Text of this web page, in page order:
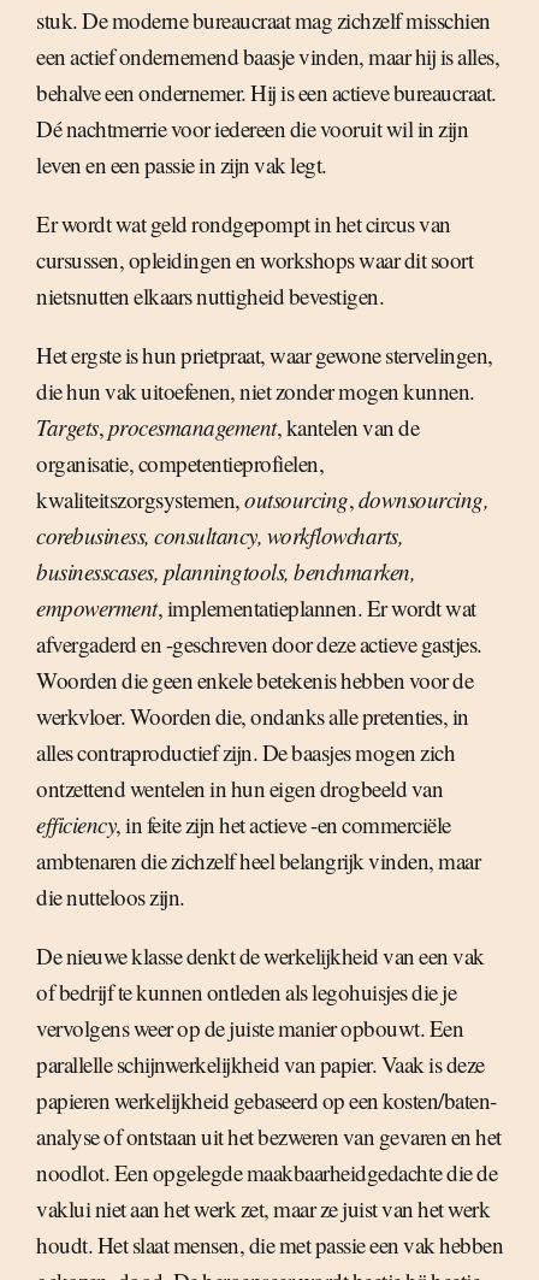
stuk. De moderne bureaucraat mag zichzelf misschien
een actief ondernemend baasje vinden, maar hij is alles,
behalve een ondernemer. Hij is een actieve bureaucraat.
Dé nachtmerrie voor iedereen die vooruit wil in zijn
leven en een passie in zijn vak legt.
Er wordt wat geld rondgepompt in het circus van
cursussen, opleidingen en workshops waar dit soort
nietsnutten elkaars nuttigheid bevestigen.
Het ergste is hun prietpraat, waar gewone stervelingen,
die hun vak uitoefenen, niet zonder mogen kunnen.
Targets,procesmanagement, kantelen van de
organisatie, competentieprofielen,
kwaliteitszorgsystemen,outsourcing,downsourcing,
corebusiness, consultancy, workflowcharts,
businesscases, planningtools, benchmarken,
empowerment, implementatieplannen. Er wordt wat
afvergaderd en -geschreven door deze actieve gastjes.
Woorden die geen enkele betekenis hebben voor de
werkvloer. Woorden die, ondanks alle pretenties, in
alles contraproductief zijn. De baasjes mogen zich
ontzettend wentelen in hun eigen drogbeeld van
efficiency, in feite zijn het actieve -en commerciële
ambtenaren die zichzelf heel belangrijk vinden, maar
die nutteloos zijn.
De nieuwe klasse denkt de werkelijkheid van een vak
of bedrijf te kunnen ontleden als legohuisjes die je
vervolgens weer op de juiste manier opbouwt. Een
parallelle schijnwerkelijkheid van papier. Vaak is deze
papieren werkelijkheid gebaseerd op een kosten/baten-
analyse of ontstaan uit het bezweren van gevaren en het
noodlot. Een opgelegde maakbaarheidgedachte die de
vaklui niet aan het werk zet, maar ze juist van het werk
houdt. Het slaat mensen, die met passie een vak hebben